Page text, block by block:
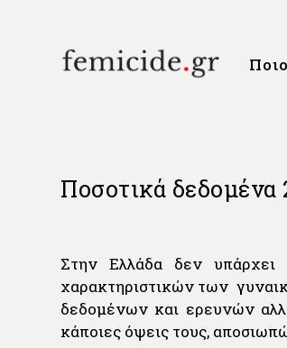
Ποσοτικά δεδομένα
Στην Ελλάδα δεν υπάρχει
χαρακτηριστικών των
δεδομένων και ερευνών
κάποιες όψεις τους,